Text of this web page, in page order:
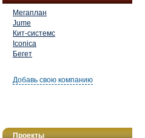
Мегаплан
Jume
Кит-системс
Iconica
Бегет
Добавь свою компанию
Проекты